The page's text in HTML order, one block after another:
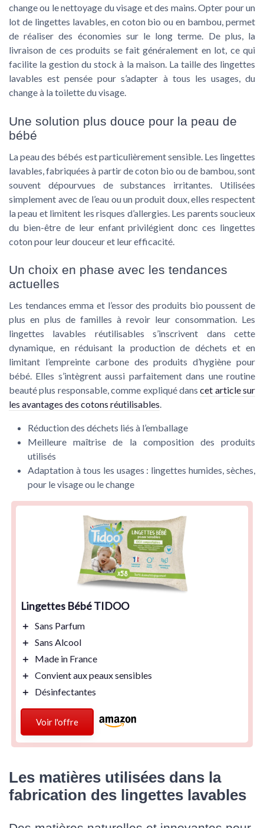
change ou le nettoyage du visage et des mains. Opter pour un
lot de lingettes lavables, en coton bio ou en bambou, permet
de réaliser des économies sur le long terme. De plus, la
livraison de ces produits se fait généralement en lot, ce qui
facilite la gestion du stock à la maison. La taille des lingettes
lavables est pensée pour s’adapter à tous les usages, du
change à la toilette du visage.
Une solution plus douce pour la peau de
bébé
La peau des bébés est particulièrement sensible. Les lingettes
lavables, fabriquées à partir de coton bio ou de bambou, sont
souvent dépourvues de substances irritantes. Utilisées
simplement avec de l’eau ou un produit doux, elles respectent
la peau et limitent les risques d’allergies. Les parents soucieux
du bien-être de leur enfant privilégient donc ces lingettes
coton pour leur douceur et leur efficacité.
Un choix en phase avec les tendances
actuelles
Les tendances emma et l’essor des produits bio poussent de
plus en plus de familles à revoir leur consommation. Les
lingettes lavables réutilisables s’inscrivent dans cette
dynamique, en réduisant la production de déchets et en
limitant l’empreinte carbone des produits d’hygiène pour
bébé. Elles s’intègrent aussi parfaitement dans une routine
beauté plus responsable, comme expliqué danscet article sur
les avantages des cotons réutilisables.
Réduction des déchets liés à l’emballage
Meilleure maîtrise de la composition des produits
utilisés
Adaptation à tous les usages : lingettes humides, sèches,
pour le visage ou le change
Lingettes Bébé TIDOO
＋ Sans Parfum
＋ Sans Alcool
＋
Made in France
＋ Convient aux peaux sensibles
＋
Désinfectantes
Voir l'offre
Les matières utilisées dans la
fabrication des lingettes lavables